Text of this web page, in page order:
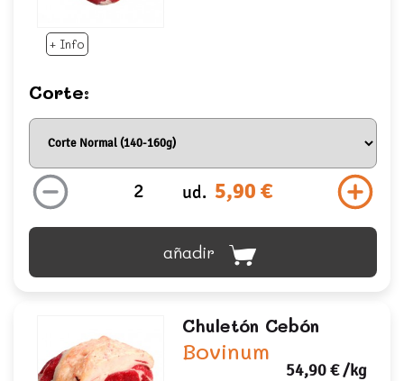
+ Info
Corte:
ud. 5,90 €
añadir
Chuletón Cebón
Bovinum
54,90 €/kg